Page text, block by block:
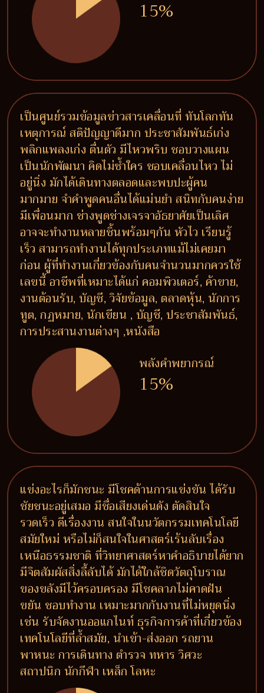
15%
เป็นศูนย์รวมข้อมูลข่าวสารเคลื่อนที่ ทันโลกทัน
เหตุการณ์ สติปัญญาดีมาก ประชาสัมพันธ์เก่ง
พลิกแพลงเก่ง ตื่นตัว มีไหวพริบ ชอบวางแผน
เป็นนักพัฒนา คิดไม่ซ้ำใคร ชอบเคลื่อนไหว ไม่
อยู่นิ่ง มักได้เดินทางตลอดและพบปะผู้คน
มากมาย จำคำพูดคนอื่นได้แม่นยำ สนิทกับคนง่าย
มีเพื่อนมาก ช่างพูดช่างเจรจาอัธยาศัยเป็นเลิศ
อาจจะทำงานหลายชิ้นพร้อมๆกัน หัวไว เรียนรู้
เร็ว สามารถทำงานได้ทุกประเภทแม้ไม่เคยมา
ก่อน ผู้ที่ทำงานเกี่ยวข้องกับคนจำนวนมากควรใช้
เลขนี้ อาชีพที่เหมาะได้แก่ คอมพิวเตอร์, ค้าขาย,
งานต้อนรับ, บัญชี, วิจัยข้อมูล, ตลาดหุ้น, นักการ
ทูต, กฏหมาย, นักเขียน , บัญชี, ประชาสัมพันธ์,
การประสานงานต่างๆ ,หนังสือ
พลังคำพยากรณ์
15%
แข่งอะไรก็มักชนะ มีโชคด้านการแข่งขัน ได้รับ
ชัยชนะอยู่เสมอ มีชื่อเสียงเด่นดัง ตัดสินใจ
รวดเร็ว ดีเรื่องงาน สนใจในนวัตกรรมเทคโนโลยี
สมัยใหม่ หรือไม่ก็สนใจในศาสตร์เร้นลับเรื่อง
เหนือธรรมชาติ ที่วิทยาศาสตร์หาคำอธิบายได้ยาก
มีจิตสัมผัสสิ่งลี้ลับได้ มักได้ใกล้ชิดวัตถุโบราณ
ของขลังมีไว้ครอบครอง มีโชคลาภไม่คาดฝัน
ขยัน ชอบทำงาน เหมาะมากกับงานที่ไม่หยุดนิ่ง
เช่น รับจัดงานออแกไนท์ ธุรกิจการค้าที่เกี่ยวข้อง
เทคโนโลยีที่ล้ำสมัย, นำเข้า-ส่งออก รถยาน
พาหนะ การเดินทาง ตำรวจ ทหาร วิศวะ
สถาปนิก นักกีฬา เหล็ก โลหะ